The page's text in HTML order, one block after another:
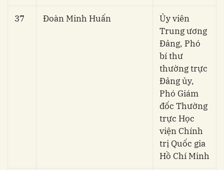
37 Đoàn Minh Huấn
Ủy viên
Trung ương
Đảng, Phó
bí thư
thường trực
Đảng ủy,
Phó Giám
đốc Thường
trực Học
viện Chính
trị Quốc gia
Hồ Chí Minh